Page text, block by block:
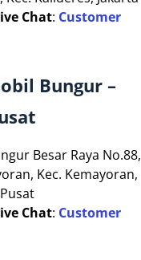
Chat: Customer
Bungur –
Besar Raya No.88,
Kec. Kemayoran,
Chat: Customer